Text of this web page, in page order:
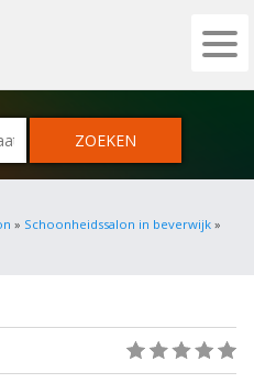
- DE ZAKELIJKE PORTAL
» Schoonheidssalon in beverwijk »